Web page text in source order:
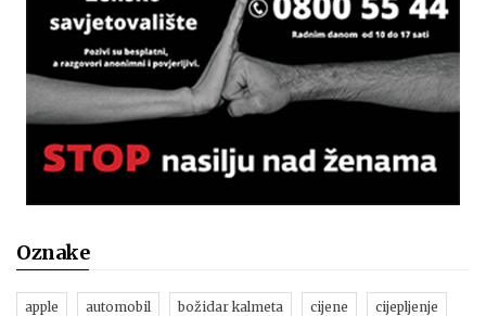
Oznake
apple automobil božidar kalmeta cijene cijepljenje